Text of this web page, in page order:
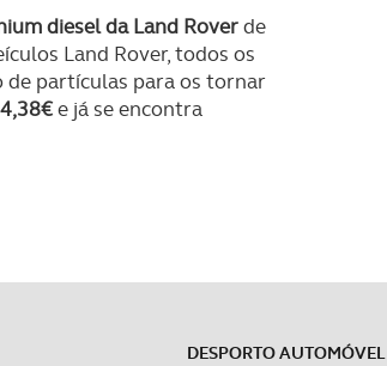
diesel da Land Roverde
Land Rover, todos os
de partículas para os tornar
e já se encontra
DESPORTO AUTOMÓVEL